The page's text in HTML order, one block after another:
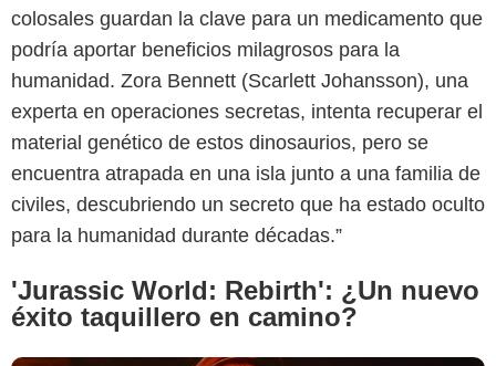
colosales guardan la clave para un medicamento que
podría aportar beneficios milagrosos para la
humanidad. Zora Bennett (Scarlett Johansson), una
experta en operaciones secretas, intenta recuperar el
material genético de estos dinosaurios, pero se
encuentra atrapada en una isla junto a una familia de
civiles, descubriendo un secreto que ha estado oculto
para la humanidad durante décadas.”
'Jurassic World: Rebirth': ¿Un nuevo
éxito taquillero en camino?
Screen Rant